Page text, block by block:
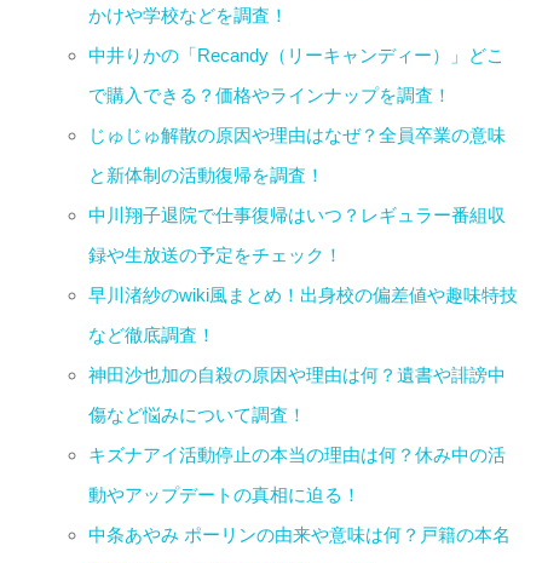
かけや学校などを調査！
中井りかの「Recandy（リーキャンディー）」どこ
で購入できる？価格やラインナップを調査！
じゅじゅ解散の原因や理由はなぜ？全員卒業の意味
と新体制の活動復帰を調査！
中川翔子退院で仕事復帰はいつ？レギュラー番組収
録や生放送の予定をチェック！
早川渚紗のwiki風まとめ！出身校の偏差値や趣味特技
など徹底調査！
神田沙也加の自殺の原因や理由は何？遺書や誹謗中
傷など悩みについて調査！
キズナアイ活動停止の本当の理由は何？休み中の活
動やアップデートの真相に迫る！
中条あやみ ポーリンの由来や意味は何？戸籍の本名